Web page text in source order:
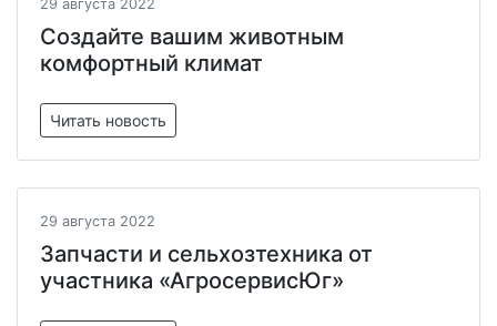
29 августа 2022
Создайте вашим животным
комфортный климат
Читать новость
29 августа 2022
Запчасти и сельхозтехника от
участника «АгросервисЮг»